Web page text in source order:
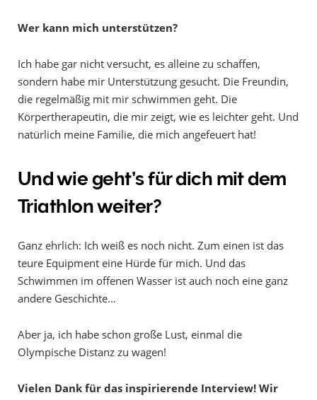
Wer kann mich unterstützen?
Ich habe gar nicht versucht, es alleine zu schaffen,
sondern habe mir Unterstützung gesucht. Die Freundin,
die regelmäßig mit mir schwimmen geht. Die
Körpertherapeutin, die mir zeigt, wie es leichter geht. Und
natürlich meine Familie, die mich angefeuert hat!
Und wie geht’s für dich mit dem
Triathlon weiter?
Ganz ehrlich: Ich weiß es noch nicht. Zum einen ist das
teure Equipment eine Hürde für mich. Und das
Schwimmen im offenen Wasser ist auch noch eine ganz
andere Geschichte…
Aber ja, ich habe schon große Lust, einmal die
Olympische Distanz zu wagen!
Vielen Dank für das inspirierende Interview! Wir